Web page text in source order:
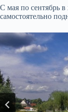
С мая по сентябрь
самостоятельно